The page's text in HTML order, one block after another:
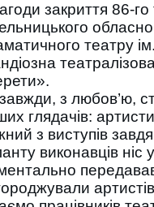
закриття 86-
театру
з любов’ю,
глядачів:
з виступів
виконавців ніс